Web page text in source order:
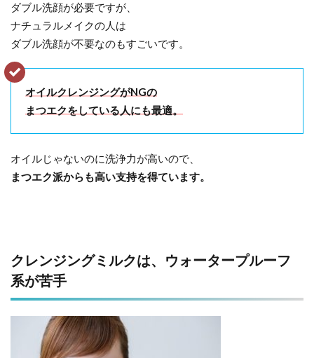
ダブル洗顔が必要ですが、
ナチュラルメイクの人は
ダブル洗顔が不要なのもすごいです。
オイルクレンジングがNGの
まつエクをしている人にも最適。
オイルじゃないのに洗浄力が高いので、
まつエク派からも高い支持を得ています。
クレンジングミルクは、ウォータープルーフ
系が苦手